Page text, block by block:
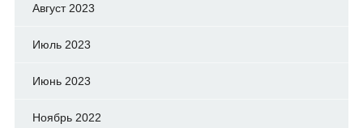
Август 2023
Июль 2023
Июнь 2023
Ноябрь 2022